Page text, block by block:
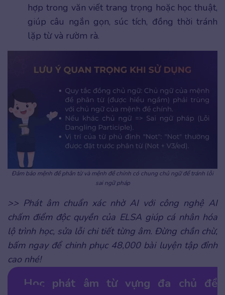
hợp trong văn viết trang trọng hoặc học thuật,
giúp câu ngắn gọn, súc tích, đồng thời tránh
lặp từ và rườm rà.
Đảm bảo mệnh đề phân từ và mệnh đề chính có chung chủ ngữ để tránh lỗi
sai ngữ pháp
>> Phát âm chuẩn xác nhờ AI với công nghệ AI
chấm điểm độc quyền của ELSA giúp cá nhân hóa
lộ trình học, sửa lỗi chi tiết từng âm. Đừng chần chừ,
bấm ngay để chinh phục 48,000 bài luyện tập đỉnh
cao nhé!
Học phát âm từ vựng đa chủ đề